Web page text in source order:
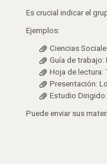
Es crucial indicar el
Ejemplos:
Ciencias
Guía de trabajo:
Hoja de lectura:
Presentación:
Estudio Dirigido:
Puede enviar sus